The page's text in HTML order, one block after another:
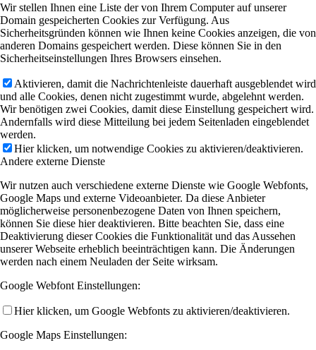
Wir stellen Ihnen eine Liste der von Ihrem Computer auf unserer
Domain gespeicherten Cookies zur Verfügung. Aus
Sicherheitsgründen können wie Ihnen keine Cookies anzeigen, die von
anderen Domains gespeichert werden. Diese können Sie in den
Sicherheitseinstellungen Ihres Browsers einsehen.
Aktivieren, damit die Nachrichtenleiste dauerhaft ausgeblendet wird
und alle Cookies, denen nicht zugestimmt wurde, abgelehnt werden.
Wir benötigen zwei Cookies, damit diese Einstellung gespeichert wird.
Andernfalls wird diese Mitteilung bei jedem Seitenladen eingeblendet
werden.
Hier klicken, um notwendige Cookies zu aktivieren/deaktivieren.
Andere externe Dienste
Wir nutzen auch verschiedene externe Dienste wie Google Webfonts,
Google Maps und externe Videoanbieter. Da diese Anbieter
möglicherweise personenbezogene Daten von Ihnen speichern,
können Sie diese hier deaktivieren. Bitte beachten Sie, dass eine
Deaktivierung dieser Cookies die Funktionalität und das Aussehen
unserer Webseite erheblich beeinträchtigen kann. Die Änderungen
werden nach einem Neuladen der Seite wirksam.
Google Webfont Einstellungen:
Hier klicken, um Google Webfonts zu aktivieren/deaktivieren.
Google Maps Einstellungen: